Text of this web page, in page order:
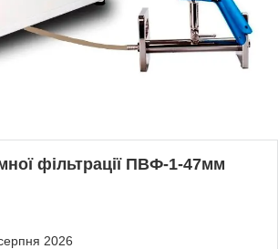
фільтрації ПВФ-1-47мм
2026